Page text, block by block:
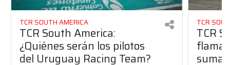
TCR SOUTH AMERICA
TCR South America:
¿Quiénes serán los pilotos
del Uruguay Racing Team?
TCR
TCR
suma